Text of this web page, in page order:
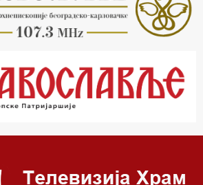
и трибине
и трибине